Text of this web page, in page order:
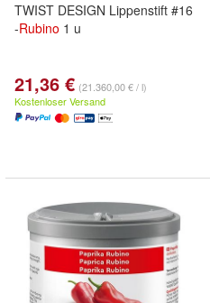
TWIST DESIGN Lippenstift #16
-Rubino 1 u
21,36 € (21.360,00 € / l)
Kostenloser Versand